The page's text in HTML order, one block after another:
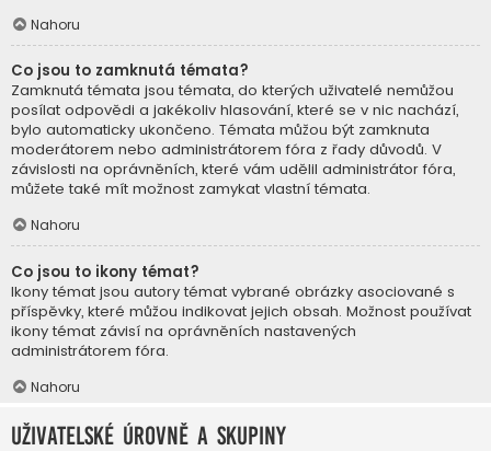
Nahoru
Co jsou to zamknutá témata?
Zamknutá témata jsou témata, do kterých uživatelé nemůžou
posílat odpovědi a jakékoliv hlasování, které se v nic nachází,
bylo automaticky ukončeno. Témata můžou být zamknuta
moderátorem nebo administrátorem fóra z řady důvodů. V
závislosti na oprávněních, které vám udělil administrátor fóra,
můžete také mít možnost zamykat vlastní témata.
Nahoru
Co jsou to ikony témat?
Ikony témat jsou autory témat vybrané obrázky asociované s
příspěvky, které můžou indikovat jejich obsah. Možnost používat
ikony témat závisí na oprávněních nastavených
administrátorem fóra.
Nahoru
Uživatelské úrovně a skupiny